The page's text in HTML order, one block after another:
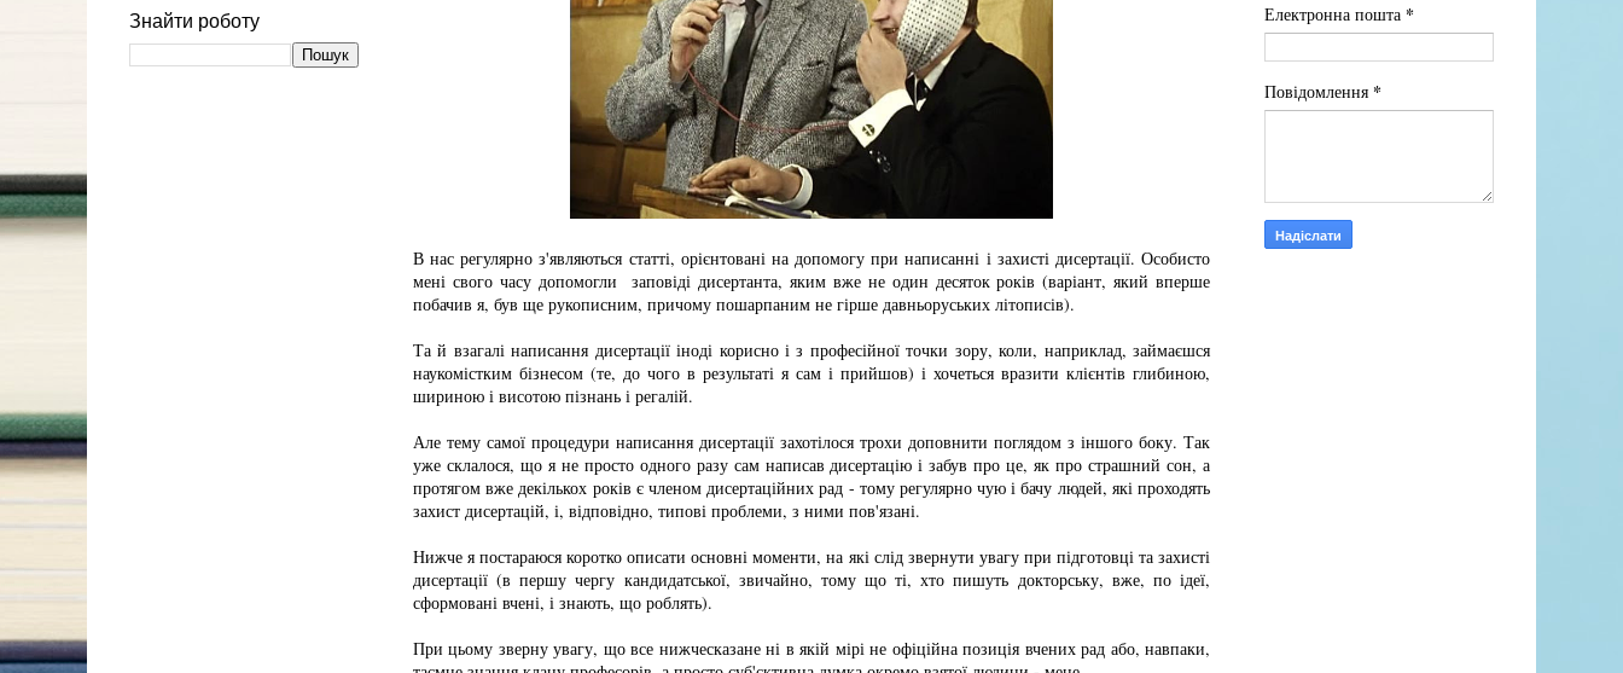
В нас регулярно з'являються статті, орієнтовані на допомогу при написанні і захисті дисертації. Особисто
мені свого часу допомогли заповіді дисертанта, яким вже не один десяток років (варіант, який вперше
побачив я, був ще рукописним, причому пошарпаним не гірше давньоруських літописів).
Та й взагалі написання дисертації іноді корисно і з професійної точки зору, коли, наприклад, займаєшся
наукомістким бізнесом (те, до чого в результаті я сам і прийшов) і хочеться вразити клієнтів глибиною,
шириною і висотою пізнань і регалій.
Але тему самої процедури написання дисертації захотілося трохи доповнити поглядом з іншого боку. Так
уже склалося, що я не просто одного разу сам написав дисертацію і забув про це, як про страшний сон, а
протягом вже декількох років є членом дисертаційних рад - тому регулярно чую і бачу людей, які проходять
захист дисертацій, і, відповідно, типові проблеми, з ними пов'язані.
Нижче я постараюся коротко описати основні моменти, на які слід звернути увагу при підготовці та захисті
дисертації (в першу чергу кандидатської, звичайно, тому що ті, хто пишуть докторську, вже, по ідеї,
сформовані вчені, і знають, що роблять).
При цьому зверну увагу, що все нижческазане ні в якій мірі не офіційна позиція вчених рад або, навпаки,
Знайти роботу Електронна пошта *
Повідомлення *